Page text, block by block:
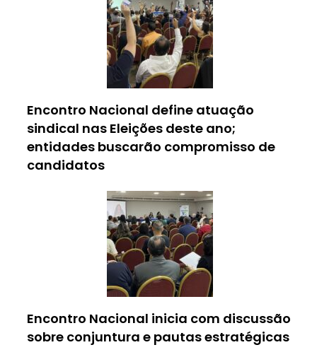
Encontro Nacional define atuação
sindical nas Eleições deste ano;
entidades buscarão compromisso de
candidatos
Encontro Nacional inicia com discussão
sobre conjuntura e pautas estratégicas